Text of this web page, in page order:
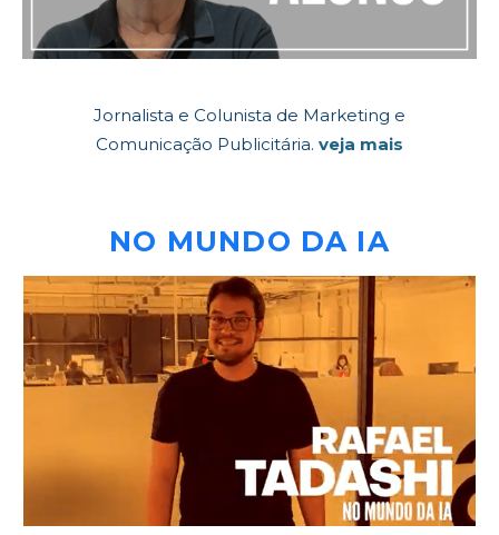
Jornalista e Colunista de Marketing e
Comunicação Publicitária. veja mais
NO MUNDO DA IA